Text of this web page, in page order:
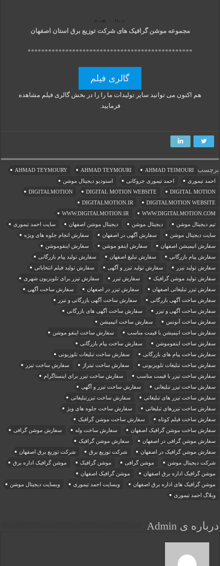
مجموعه موشن گرافیک های شرکت توزیع برق استان اصفهان
************************************************
گالری فیلم
هم اکنون می توانید سایر تولیدات ما را را در بخش گالری فیلم مشاهده
فرمایید.
برچسب AHMAD TEIMOURI
AHMAD TEYMOURI
AHMAD TEYMOURY
احمد تیموری
احمد تیموری جروکانی
استودیو دیجیتال موشن
DIGITAL MOTION
DIGITAL MOTION WEBSITE
DIGITALMOTION
DIGITALMOTION WEBSITE
DIGITALMOTION.IR
WWW.DIGITALMOTION.COM
WWW.DIGITALMOTION.IR
تیم دیجیتال موشن
دیجیتال موشن دیجیتال موشن اصفهان
سایت احمد تیموری
سایت دیجیتال موشن
سفارش آگهی در اصفهان
سفارش انجام جلوه های ویژه
سفارش انیمیشن اصفهان
سفارش اینفو موشن
سفارش اینفوموشن
سفارش پیام بازرگانی
سفارش تبلیغ اصفهان
سفارش تولید پیام بازرگانی
سفارش تولید تیزر
سفارش تولید تیزر و آگهی
سفارش تولید فیلم انتخاباتی
سفارش تولید موشن گرافیک
سفارش تیزر
سفارش تیزر برای تلویزیون شهری
سفارش تیزر تبلیغاتی اصفهان
سفارش تیزر در اصفهان
سفارش ساخت آگهی
سفارش ساخت آگهی بازرگانی
سفارش ساخت آگهی بازرگانی و تیزر
سفارش ساخت آگهی و تیزر
سفارش ساخت آگهی های بازرگانی
سفارش ساخت آنونس
سفارش ساخت انیمیشن
سفارش ساخت انیمیشن با قیمت مناسب
سفارش ساخت اینفو موشن
سفارش ساخت اینفوموشن
سفارش ساخت پیام بازرگانی
سفارش ساخت پیام های بازرگانی
سفارش ساخت تبلیغات تلوزیونی
سفارش ساخت تبلیغات تلویزیونی
سفارش ساخت تیتراژ
سفارش ساخت تیزر
سفارش ساخت تیزر با قیمت مناسب
سفارش ساخت تیزر برای اینستاگرام
سفارش ساخت تیزر تبلیغاتی
سفارش ساخت تیزر و آگهی
سفارش ساخت تیزر های تبلیغاتی
سفارش ساخت تیزرتبلیغاتی
سفارش ساخت تیزرهای تبلیغاتی
سفارش ساخت جلوه های ویژ
سفارش ساخت فیلم کوتاه
سفارش ساخت موشن گرافیک
سفارش ساخت موشن گرافیک اصفهان
سفارش ساخت وله
سفارش موشن گرافی
سفارش موشن گرافی در اصفهان
سفارش موشن گرافیک
سفارش موشن گرافیک در اصفهان
شرکت توزیع برق
شرکت توزیع برق اصفهان
شرکت دیجیتال موشن
موشن گرافی موشن گرافیک
موشن گرافیک اداره برق
موشن گرافیک اداره برق اصفهان
موشن گرافیک اصفهان
موشن گرافیک های اداره برق اصفهان
وبسایت احمد تیموری
وبسایت دیجیتال موشن
وبلاگ احمد تیموری
درباره ی Admin